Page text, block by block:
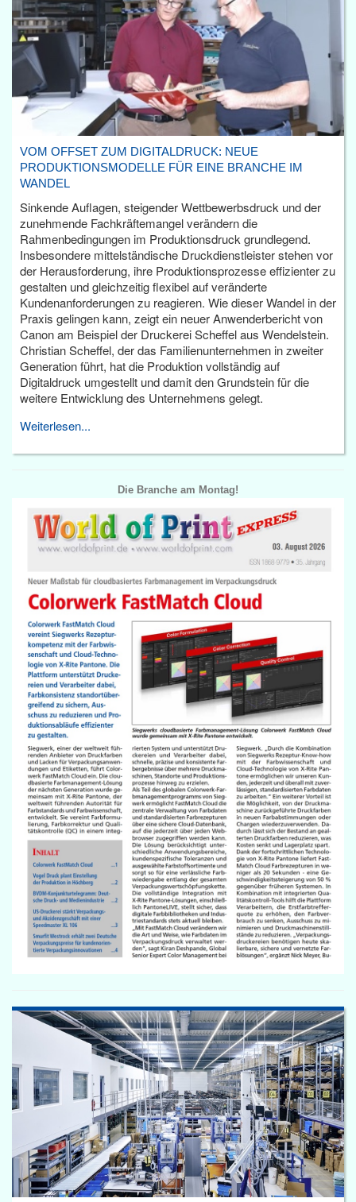
VOM OFFSET ZUM DIGITALDRUCK: NEUE
PRODUKTIONSMODELLE FÜR EINE BRANCHE IM
WANDEL
Sinkende Auflagen, steigender Wettbewerbsdruck und der
zunehmende Fachkräftemangel verändern die
Rahmenbedingungen im Produktionsdruck grundlegend.
Insbesondere mittelständische Druckdienstleister stehen vor
der Herausforderung, ihre Produktionsprozesse effizienter zu
gestalten und gleichzeitig flexibel auf veränderte
Kundenanforderungen zu reagieren. Wie dieser Wandel in der
Praxis gelingen kann, zeigt ein neuer Anwenderbericht von
Canon am Beispiel der Druckerei Scheffel aus Wendelstein.
Christian Scheffel, der das Familienunternehmen in zweiter
Generation führt, hat die Produktion vollständig auf
Digitaldruck umgestellt und damit den Grundstein für die
weitere Entwicklung des Unternehmens gelegt.
Weiterlesen...
Die Branche am Montag!